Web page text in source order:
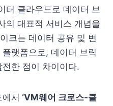
터 클라우드로 데이터 브
의 대표적 서비스 개념을
크는 데이터 공유 및 변
랫폼으로, 데이터 브릭
한 점이 차이이다.
서 ‘VM웨어 크로스-클